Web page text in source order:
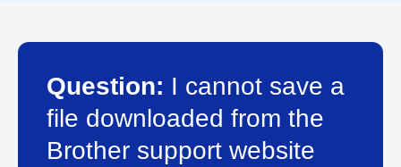
Question: I cannot save a
file downloaded from the
Brother support website